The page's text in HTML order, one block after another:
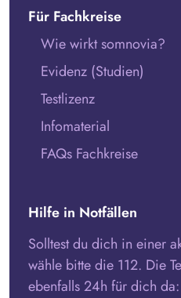
Für Fachkreise
Wie wirkt somnovia?
Evidenz (Studien)
Testlizenz
Infomaterial
FAQs Fachkreise
Hilfe in Notfällen
Solltest du dich in einer
wähle bitte die 112. Die
ebenfalls 24h für dich da: